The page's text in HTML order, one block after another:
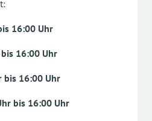
16:00 Uhr
16:00 Uhr
bis 16:00 Uhr
bis 16:00 Uhr